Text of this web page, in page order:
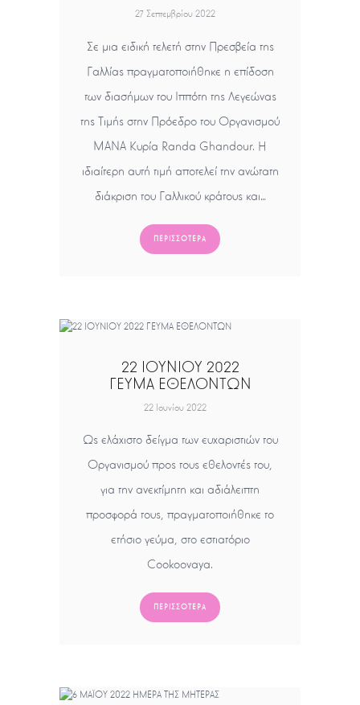
27 Σεπτεμβρίου 2022
Σε μια ειδική τελετή στην Πρεσβεία της
Γαλλίας πραγματοποιήθηκε η επίδοση
των διασήμων του Ιππότη της Λεγεώνας
της Τιμής στην Πρόεδρο του Οργανισμού
ΜΑΝΑ Κυρία Randa Ghandour. Η
ιδιαίτερη αυτή τιμή αποτελεί την ανώτατη
διάκριση του Γαλλικού κράτους και…
ΠΕΡΙΣΣΌΤΕΡΑ
22 ΙΟΥΝΙΟΥ 2022
ΓΕΥΜΑ ΕΘΕΛΟΝΤΩΝ
22 Ιουνίου 2022
Ως ελάχιστο δείγμα των ευχαριστιών του
Οργανισμού προς τους εθελοντές του,
για την ανεκτίμητη και αδιάλειπτη
προσφορά τους, πραγματοποιήθηκε το
ετήσιο γεύμα, στο εστιατόριο
Cookoovaya.
ΠΕΡΙΣΣΌΤΕΡΑ